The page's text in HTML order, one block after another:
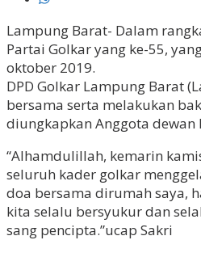
Lampung Barat- Dalam
Partai Golkar yang ke-55,
oktober 2019.
DPD Golkar Lampung Barat
bersama serta melakukan
diungkapkan Anggota dewan
“Alhamdulillah, kemarin
seluruh kader golkar
doa bersama dirumah saya,
kita selalu bersyukur dan
sang pencipta.”ucap Sakri